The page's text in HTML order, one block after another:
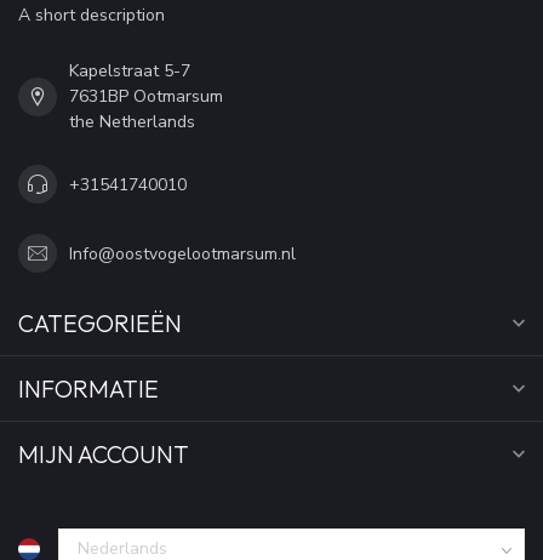
A short description
Kapelstraat 5-7
7631BP Ootmarsum
the Netherlands
+31541740010
Info@oostvogelootmarsum.nl
CATEGORIEËN
INFORMATIE
MIJN ACCOUNT